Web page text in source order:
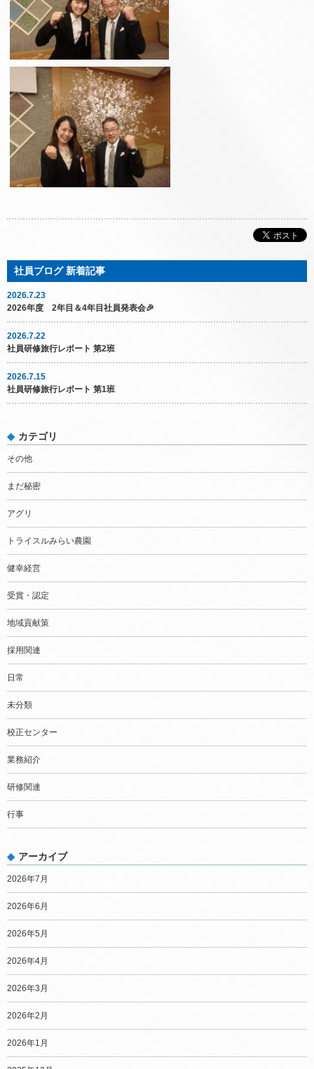
2026.7.23
2026年度 2年目＆4年目社員発表会🎉
2026.7.22
社員研修旅行レポート 第2班
2026.7.15
社員研修旅行レポート 第1班
カテゴリ
その他
まだ秘密
アグリ
トライスルみらい農園
健幸経営
受賞・認定
地域貢献策
採用関連
日常
未分類
校正センター
業務紹介
研修関連
行事
アーカイブ
2026年7月
2026年6月
2026年5月
2026年4月
2026年3月
2026年2月
2026年1月